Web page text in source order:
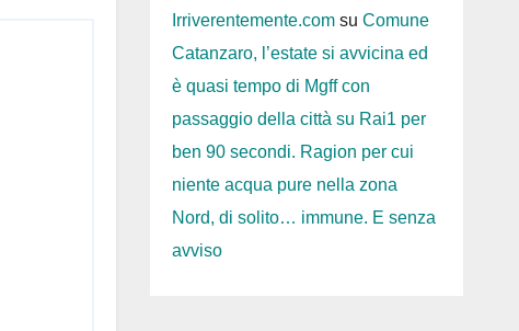
Irriverentemente.comsu Comune
Catanzaro, l’estate si avvicina ed
è quasi tempo di Mgff con
passaggio della città su Rai1 per
ben 90 secondi. Ragion per cui
niente acqua pure nella zona
Nord, di solito… immune. E senza
avviso